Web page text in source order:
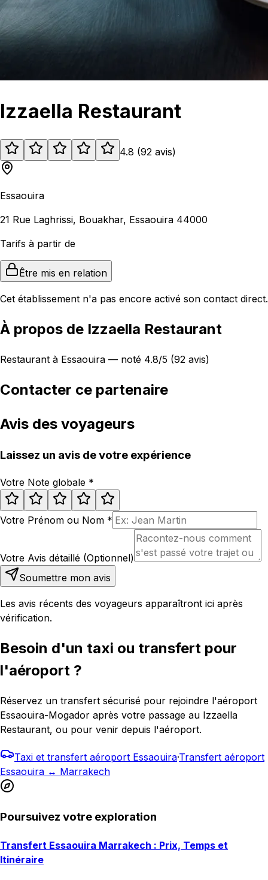
Izzaella Restaurant
4.8 (92 avis)
Essaouira
21 Rue Laghrissi, Bouakhar, Essaouira 44000
Tarifs à partir de
Être mis en relation
Cet établissement n'a pas encore activé son contact direct.
À propos de Izzaella Restaurant
Restaurant à Essaouira — noté 4.8/5 (92 avis)
Contacter ce partenaire
Avis des voyageurs
Laissez un avis de votre expérience
Votre Note globale *
Votre Prénom ou Nom *
Votre Avis détaillé (Optionnel)
Soumettre mon avis
Les avis récents des voyageurs apparaîtront ici après
vérification.
Besoin d'un taxi ou transfert pour
l'aéroport ?
Réservez un transfert sécurisé pour rejoindre l'aéroport
Essaouira-Mogador après votre passage au Izzaella
Restaurant, ou pour venir depuis l'aéroport.
Taxi et transfert aéroport Essaouira·Transfert aéroport
Essaouira ↔ Marrakech
Poursuivez votre exploration
Transfert Essaouira Marrakech : Prix, Temps et
Itinéraire